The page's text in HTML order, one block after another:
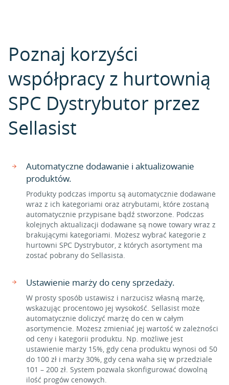
Poznaj korzyści
współpracy z hurtownią
SPC Dystrybutor przez
Sellasist
Automatyczne dodawanie i aktualizowanie
produktów.
Produkty podczas importu są automatycznie dodawane
wraz z ich kategoriami oraz atrybutami, które zostaną
automatycznie przypisane bądź stworzone. Podczas
kolejnych aktualizacji dodawane są nowe towary wraz z
brakującymi kategoriami. Możesz wybrać kategorie z
hurtowni SPC Dystrybutor, z których asortyment ma
zostać pobrany do Sellasista.
Ustawienie marży do ceny sprzedaży.
W prosty sposób ustawisz i narzucisz własną marżę,
wskazując procentowo jej wysokość. Sellasist może
automatycznie doliczyć marżę do cen w całym
asortymencie. Możesz zmieniać jej wartość w zależności
od ceny i kategorii produktu. Np. możliwe jest
ustawienie marży 15%, gdy cena produktu wynosi od 50
do 100 zł i marży 30%, gdy cena waha się w przedziale
101 – 200 zł. System pozwala skonfigurować dowolną
ilość progów cenowych.